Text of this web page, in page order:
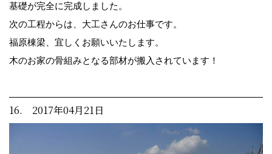
基礎が完全に完成しました。
次の工程からは、大工さんのお仕事です。
福原棟梁、宜しくお願いいたします。
木のお家の骨組みとなる部材が搬入されています！
16. 2017年04月21日